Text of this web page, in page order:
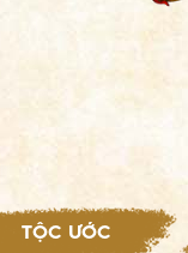
TỘC ƯỚC